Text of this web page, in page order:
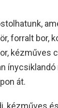
forralt bor,
kézműves
ínycsiklandó
át.
kézműves és